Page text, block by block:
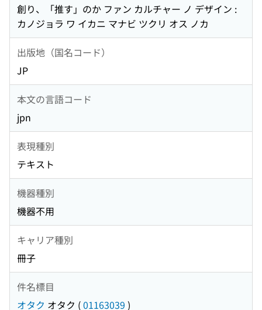
創り、「推す」のか ファン カルチャー ノ デザイン :
カノジョラ ワ イカニ マナビ ツクリ オス ノカ
出版地（国名コード）
JP
本文の言語コード
jpn
表現種別
テキスト
機器種別
機器不用
キャリア種別
冊子
件名標目
オタク オタク (01163039 )